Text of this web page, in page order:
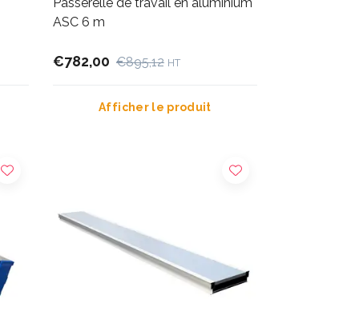
Passerelle de travail en aluminium
ASC 6 m
€782,00 €895,12 HT
Afficher le produit